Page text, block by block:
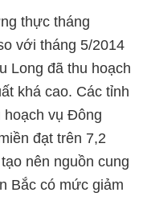
thực tháng
với tháng 5/2014
Long đã thu hoạch
khá cao. Các tỉnh
hoạch vụ Đông
đạt trên 7,2
nên nguồn cung
Bắc có mức giảm